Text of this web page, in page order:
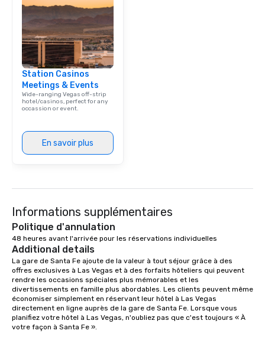
Station Casinos
Meetings & Events
Wide-ranging Vegas off-strip
hotel/casinos, perfect for any
occassion or event.
En savoir plus
Informations supplémentaires
Politique d'annulation
48 heures avant l'arrivée pour les réservations individuelles
Additional details
La gare de Santa Fe ajoute de la valeur à tout séjour grâce à des
offres exclusives à Las Vegas et à des forfaits hôteliers qui peuvent
rendre les occasions spéciales plus mémorables et les
divertissements en famille plus abordables. Les clients peuvent même
économiser simplement en réservant leur hôtel à Las Vegas
directement en ligne auprès de la gare de Santa Fe. Lorsque vous
planifiez votre hôtel à Las Vegas, n'oubliez pas que c'est toujours « À
votre façon à Santa Fe ».